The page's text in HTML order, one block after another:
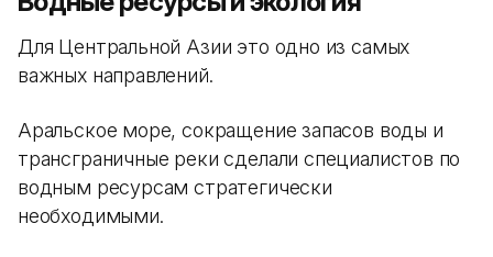
Для Центральной Азии это одно из самых
важных направлений.
Аральское море, сокращение запасов воды и
трансграничные реки сделали специалистов по
водным ресурсам стратегически
необходимыми.